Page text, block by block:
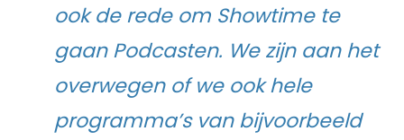
ook de rede om Showtime te
gaan Podcasten. We zijn aan het
overwegen of we ook hele
programma’s van bijvoorbeeld